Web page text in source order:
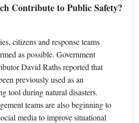
Contribute to Public Safety?
citizens and response teams
as possible. Government
David Raths reported that
previously used as an
tool during natural disasters.
teams are also beginning to
media to improve situational